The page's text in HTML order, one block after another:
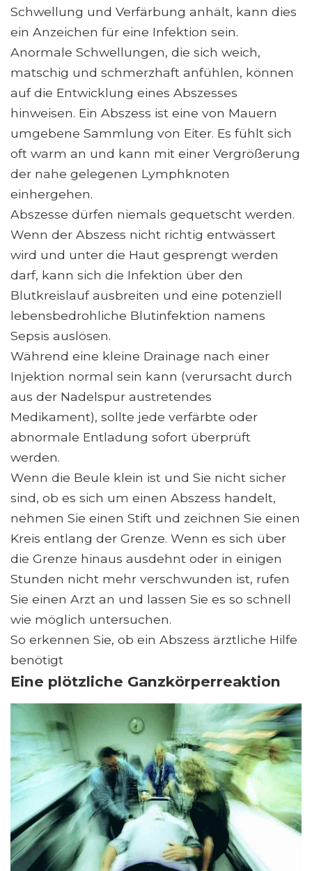
Schwellung und Verfärbung anhält, kann dies
ein Anzeichen für eine Infektion sein.
Anormale Schwellungen, die sich weich,
matschig und schmerzhaft anfühlen, können
auf die Entwicklung eines Abszesses
hinweisen. Ein Abszess ist eine von Mauern
umgebene Sammlung von Eiter. Es fühlt sich
oft warm an und kann mit einer Vergrößerung
der nahe gelegenen Lymphknoten
einhergehen.
Abszesse dürfen niemals gequetscht werden.
Wenn der Abszess nicht richtig entwässert
wird und unter die Haut gesprengt werden
darf, kann sich die Infektion über den
Blutkreislauf ausbreiten und eine potenziell
lebensbedrohliche Blutinfektion namens
Sepsis auslösen.
Während eine kleine Drainage nach einer
Injektion normal sein kann (verursacht durch
aus der Nadelspur austretendes
Medikament), sollte jede verfärbte oder
abnormale Entladung sofort überprüft
werden.
Wenn die Beule klein ist und Sie nicht sicher
sind, ob es sich um einen Abszess handelt,
nehmen Sie einen Stift und zeichnen Sie einen
Kreis entlang der Grenze. Wenn es sich über
die Grenze hinaus ausdehnt oder in einigen
Stunden nicht mehr verschwunden ist, rufen
Sie einen Arzt an und lassen Sie es so schnell
wie möglich untersuchen.
So erkennen Sie, ob ein Abszess ärztliche Hilfe
benötigt
Eine plötzliche Ganzkörperreaktion